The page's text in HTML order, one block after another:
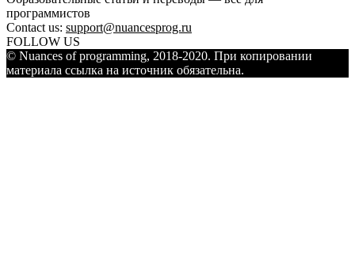
программистов
Contact us: support@nuancesprog.ru
FOLLOW US
© Nuances of programming, 2018-2020. При копировании
материала ссылка на источник обязательна.